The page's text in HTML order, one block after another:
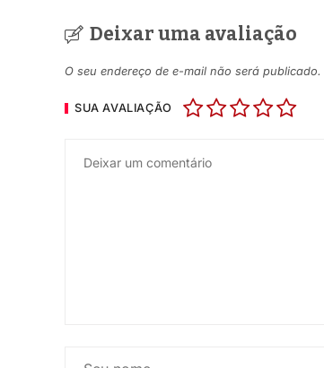
Deixar uma avaliação
O seu endereço de e-mail não será publicado.
SUA AVALIAÇÃO